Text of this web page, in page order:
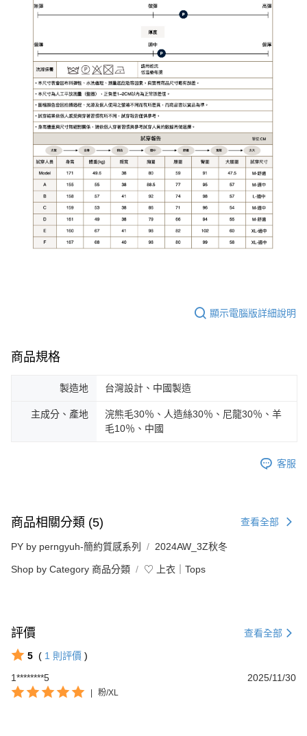
顯示電腦版詳細說明
商品規格
製造地 台灣設計、中國製造
主成分、產地
浣熊毛30％、人造絲30％、尼龍30％、羊
毛10％、中國
客服
商品相關分類 (5) 查看全部
PY by perngyuh-簡約質感系列 2024AW_3Z秋冬
Shop by Category 商品分類 ♡ 上衣｜Tops
評價 查看全部
5 ( 1 則評價 )
1********5
2025/11/30
粉/XL